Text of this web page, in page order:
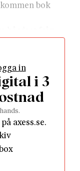
bok
hårdast från
Kairo. Där
av ilskna
kände att en
kunde vi tv-
därifrån.
när president
värld.
är vi
in
i 3
axess.se.